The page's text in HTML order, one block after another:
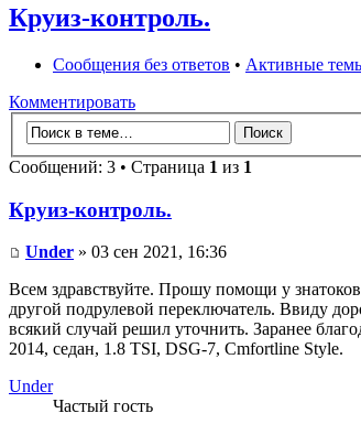
Круиз-контроль.
Сообщения без ответов • Активные
Комментировать
Сообщений: 3 • Страница 1 из 1
Круиз-контроль.
Under » 03 сен 2021, 16:36
Всем здравствуйте. Прошу помощи у
другой подрулевой переключатель. Ввиду
всякий случай решил уточнить. Заранее
2014, седан, 1.8 TSI, DSG-7, Cmfortline Style.
Under
Частый гость